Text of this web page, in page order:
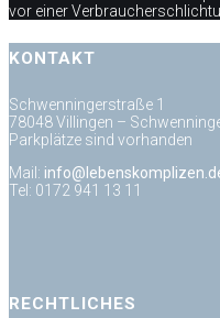
vor einer
KONTAKT
Schwenningerstraße 1
78048 Villingen –
Parkplätze sind vorhanden
Mail:
Tel: 0172 941 13 11
RECHTLICHES